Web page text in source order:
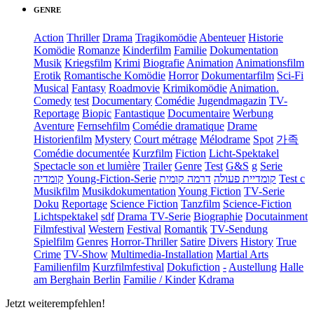
GENRE
Action Thriller Drama Tragikomödie Abenteuer Historie
Komödie Romanze Kinderfilm Familie Dokumentation
Musik Kriegsfilm Krimi Biografie Animation Animationsfilm
Erotik Romantische Komödie Horror Dokumentarfilm Sci-Fi
Musical Fantasy Roadmovie Krimikomödie Animation.
Comedy test Documentary Comédie Jugendmagazin TV-
Reportage Biopic Fantastique Documentaire Werbung
Aventure Fernsehfilm Comédie dramatique Drame
Historienfilm Mystery Court métrage Mélodrame Spot 가족
Comédie documentée Kurzfilm Fiction Licht-Spektakel
Spectacle son et lumière Trailer Genre Test G&S g Serie
קומדיה Young-Fiction-Serie קומדיית פעולה דרמה קומית
Test c
Musikfilm Musikdokumentation Young Fiction TV-Serie
Doku Reportage Science Fiction Tanzfilm Science-Fiction
Lichtspektakel sdf Drama TV-Serie Biographie Docutainment
Filmfestival Western Festival Romantik TV-Sendung
Spielfilm Genres Horror-Thriller Satire Divers History True
Crime TV-Show Multimedia-Installation Martial Arts
Familienfilm Kurzfilmfestival Dokufiction - Austellung Halle
am Berghain Berlin Familie / Kinder Kdrama
Jetzt weiterempfehlen!